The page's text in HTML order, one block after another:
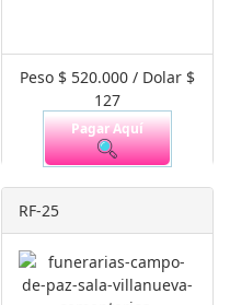
Peso $ 520.000 / Dolar $
127
Pagar Aquí
RF-25